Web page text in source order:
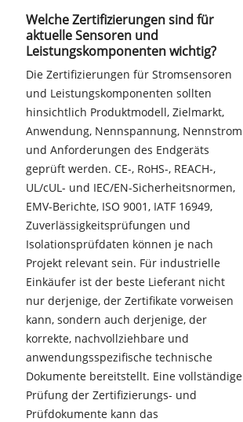
Welche Zertifizierungen sind für
aktuelle Sensoren und
Leistungskomponenten wichtig?
Die Zertifizierungen für Stromsensoren
und Leistungskomponenten sollten
hinsichtlich Produktmodell, Zielmarkt,
Anwendung, Nennspannung, Nennstrom
und Anforderungen des Endgeräts
geprüft werden. CE-, RoHS-, REACH-,
UL/cUL- und IEC/EN-Sicherheitsnormen,
EMV-Berichte, ISO 9001, IATF 16949,
Zuverlässigkeitsprüfungen und
Isolationsprüfdaten können je nach
Projekt relevant sein. Für industrielle
Einkäufer ist der beste Lieferant nicht
nur derjenige, der Zertifikate vorweisen
kann, sondern auch derjenige, der
korrekte, nachvollziehbare und
anwendungsspezifische technische
Dokumente bereitstellt. Eine vollständige
Prüfung der Zertifizierungs- und
Prüfdokumente kann das